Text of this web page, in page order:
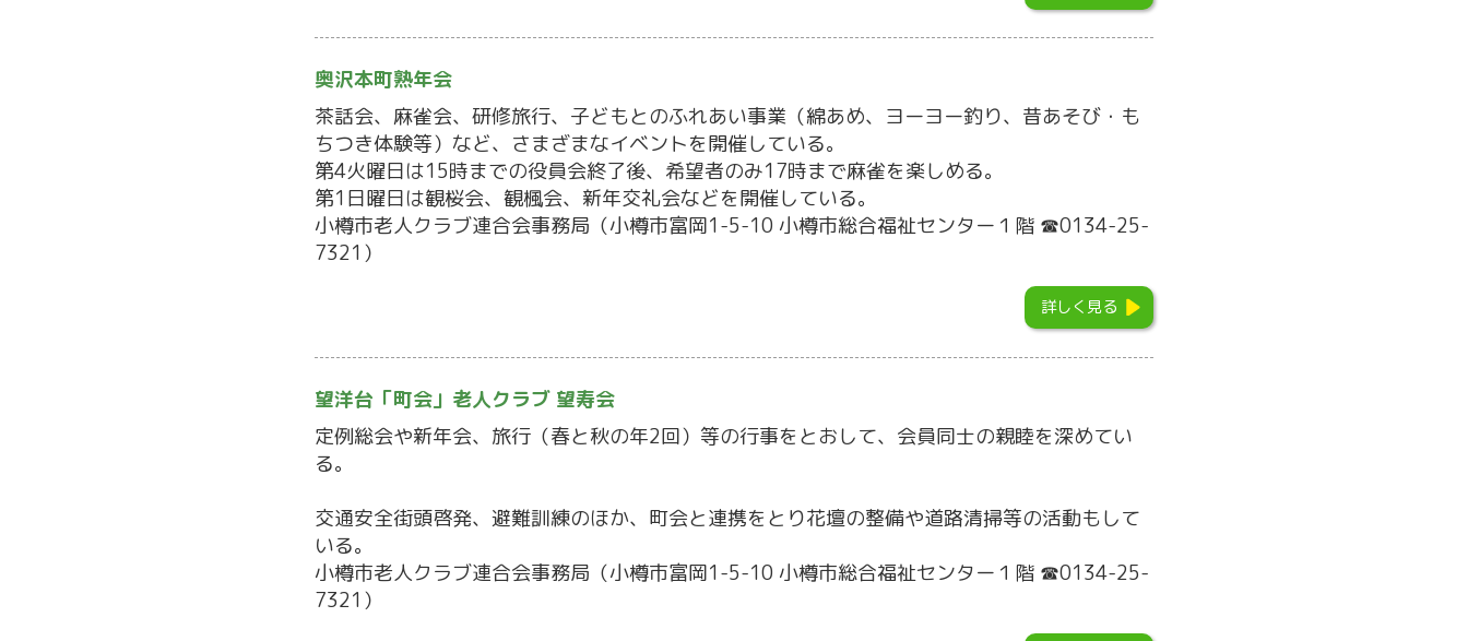
奥沢本町熟年会
茶話会、麻雀会、研修旅行、子どもとのふれあい事業（綿あめ、ヨーヨー釣り、昔あそび・も
ちつき体験等）など、さまざまなイベントを開催している。
第4火曜日は15時までの役員会終了後、希望者のみ17時まで麻雀を楽しめる。
第1日曜日は観桜会、観楓会、新年交礼会などを開催している。
小樽市老人クラブ連合会事務局（小樽市富岡1-5-10 小樽市総合福祉センター１階 ☎0134-25-
7321）
詳しく見る
望洋台「町会」老人クラブ 望寿会
定例総会や新年会、旅行（春と秋の年2回）等の行事をとおして、会員同士の親睦を深めてい
る。
交通安全街頭啓発、避難訓練のほか、町会と連携をとり花壇の整備や道路清掃等の活動もして
いる。
小樽市老人クラブ連合会事務局（小樽市富岡1-5-10 小樽市総合福祉センター１階 ☎0134-25-
7321）